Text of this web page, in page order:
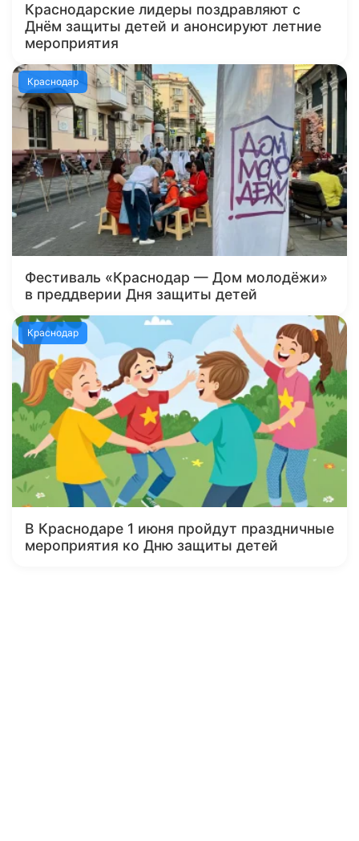
Краснодарские лидеры поздравляют с
Днём защиты детей и анонсируют летние
мероприятия
Краснодар
Фестиваль «Краснодар — Дом молодёжи»
в преддверии Дня защиты детей
Краснодар
В Краснодаре 1 июня пройдут праздничные
мероприятия ко Дню защиты детей